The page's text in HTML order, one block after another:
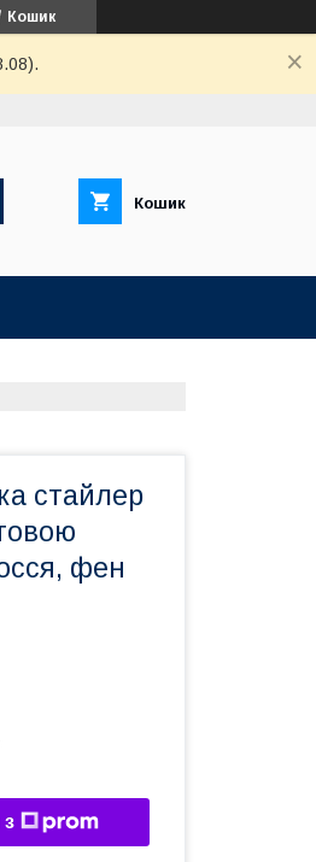
Кошик
Кошик
стайлер
фен
з